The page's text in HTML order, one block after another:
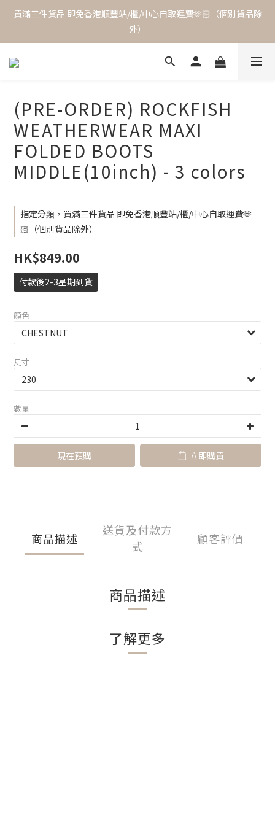
買滿三件貨品 即免香港順豐站/櫃/中心自取運費🫶🏻（個別貨品除
外）
(PRE-ORDER) ROCKFISH
WEATHERWEAR MAXI
FOLDED BOOTS
MIDDLE(10inch) - 3 colors
指定分類，買滿三件貨品 即免香港順豐站/櫃/中心自取運費🫶
🏻（個別貨品除外）
HK$849.00
付款後2-3星期到貨
顏色
尺寸
數量
現在預購 立即購買
商品描述
送貨及付款方
式
顧客評價
商品描述
了解更多